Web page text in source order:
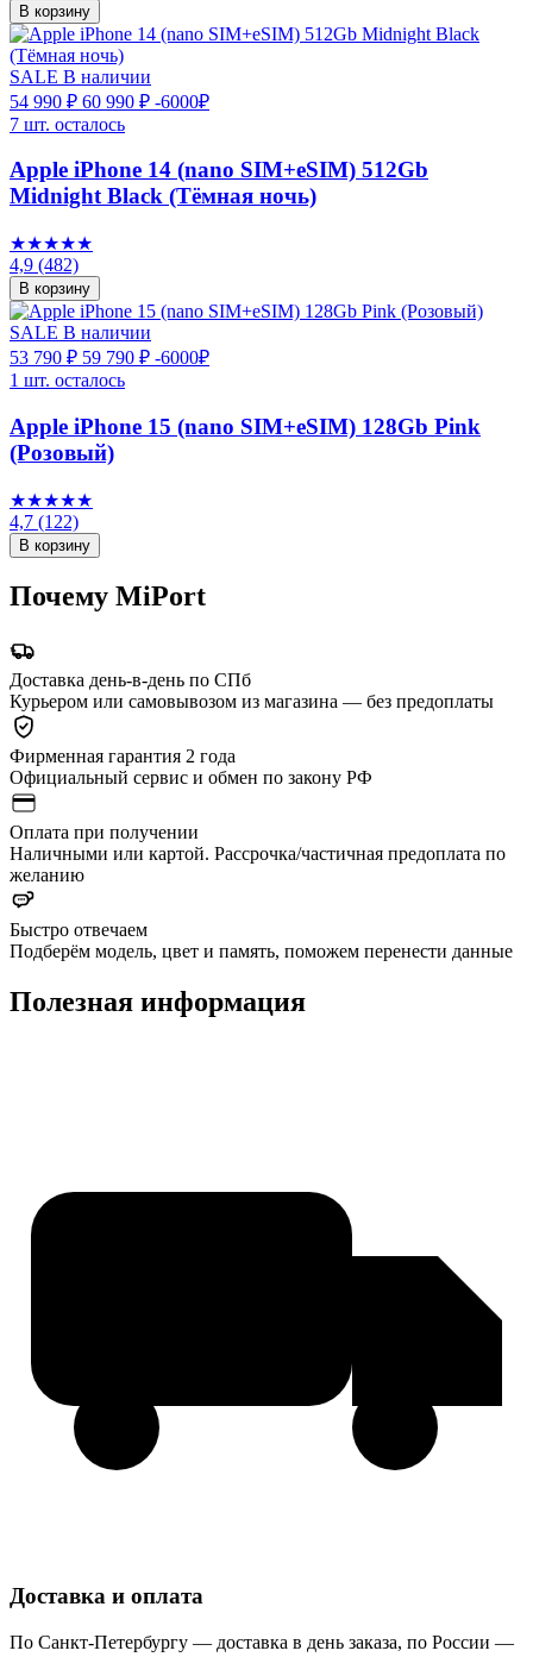
В корзину
SALE В наличии
54 990 ₽ 60 990 ₽ -6000₽
7 шт. осталось
Apple iPhone 14 (nano SIM+eSIM) 512Gb
Midnight Black (Тёмная ночь)
★★★★★
4,9 (482)
В корзину
SALE В наличии
53 790 ₽ 59 790 ₽ -6000₽
1 шт. осталось
Apple iPhone 15 (nano SIM+eSIM) 128Gb Pink
(Розовый)
★★★★★
4,7 (122)
В корзину
Почему MiPort
Доставка день-в-день по СПб
Курьером или самовывозом из магазина — без предоплаты
Фирменная гарантия 2 года
Официальный сервис и обмен по закону РФ
Оплата при получении
Наличными или картой. Рассрочка/частичная предоплата по
желанию
Быстро отвечаем
Подберём модель, цвет и память, поможем перенести данные
Полезная информация
Доставка и оплата
По Санкт-Петербургу — доставка в день заказа, по России —